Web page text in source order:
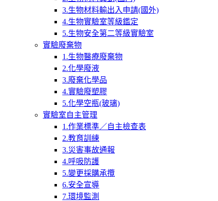
3.生物材料輸出入申請(國外)
4.生物實驗室等級鑑定
5.生物安全第二等級實驗室
實驗廢棄物
1.生物醫療廢棄物
2.化學廢液
3.廢棄化學品
4.實驗廢塑膠
5.化學空瓶(玻璃)
實驗室自主管理
1.作業標準／自主檢查表
2.教育訓練
3.災害事故通報
4.呼吸防護
5.變更採購承攬
6.安全宣導
7.環境監測